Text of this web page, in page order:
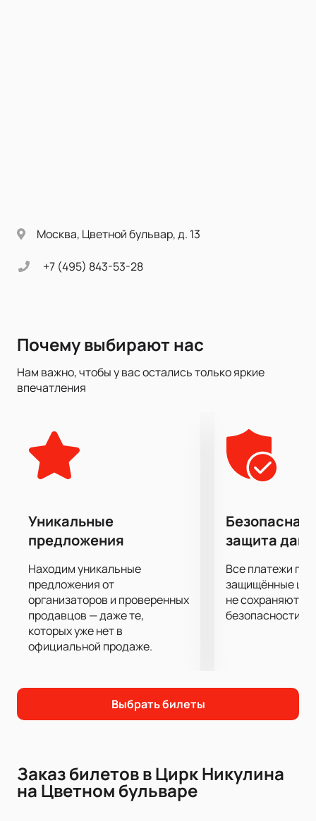
Москва, Цветной бульвар, д. 13
+7 (495) 843-53-28
Почему выбирают нас
Нам важно, чтобы у вас остались только яркие
впечатления
Уникальные
предложения
Находим уникальные
предложения от
организаторов и проверенных
продавцов — даже те,
которых уже нет в
официальной продаже.
Безопасная
защита
Все платежи
защищённые
не сохраняются
безопасности.
Выбрать билеты
Заказ билетов в Цирк Никулина
на Цветном бульваре